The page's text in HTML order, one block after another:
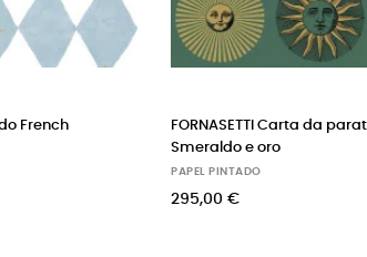
FORNASETTI Carta da parati Soli